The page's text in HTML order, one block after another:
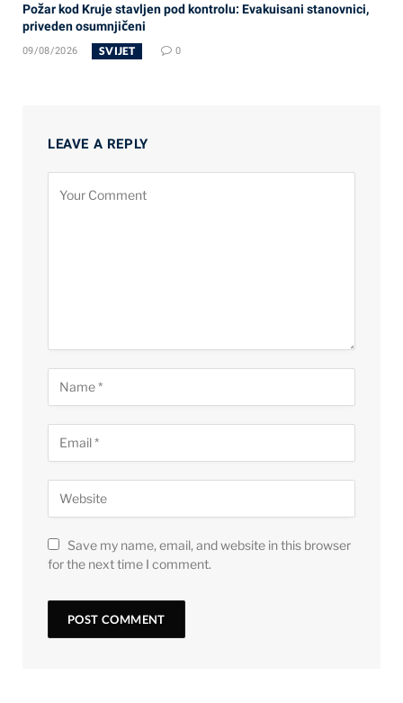
Požar kod Kruje stavljen pod kontrolu: Evakuisani stanovnici,
priveden osumnjičeni
09/08/2026 SVIJET 0
LEAVE A REPLY
Save my name, email, and website in this browser
for the next time I comment.